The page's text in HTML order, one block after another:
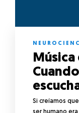
Música
Si creíamos